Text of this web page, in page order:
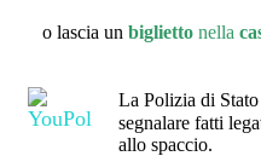
o lascia un bigliettonella
La Polizia di Stato
segnalare fatti
allo spaccio.